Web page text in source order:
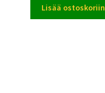
Lisää ostoskoriin